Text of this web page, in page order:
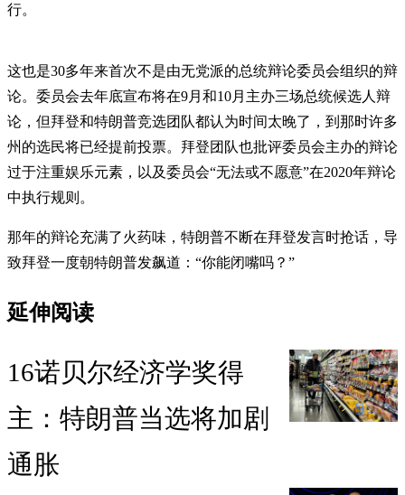
行。
这也是30多年来首次不是由无党派的总统辩论委员会组织的辩
论。委员会去年底宣布将在9月和10月主办三场总统候选人辩
论，但拜登和特朗普竞选团队都认为时间太晚了，到那时许多
州的选民将已经提前投票。拜登团队也批评委员会主办的辩论
过于注重娱乐元素，以及委员会“无法或不愿意”在2020年辩论
中执行规则。
那年的辩论充满了火药味，特朗普不断在拜登发言时抢话，导
致拜登一度朝特朗普发飙道：“你能闭嘴吗？”
延伸阅读
16诺贝尔经济学奖得
主：特朗普当选将加剧
通胀